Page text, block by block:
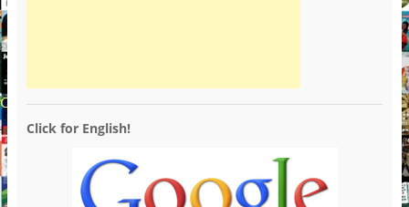
Click for English!